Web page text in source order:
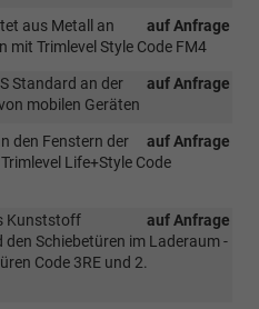
auf Anfrage
aus Metall an
mit Trimlevel Style Code FM4
auf Anfrage
Standard an der
mobilen Geräten
auf Anfrage
den Fenstern der
Life+Style Code
auf Anfrage
Kunststoff
Schiebetüren im Laderaum -
Code 3RE und 2.